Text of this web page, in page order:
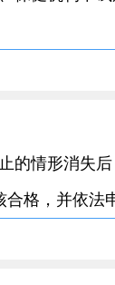
的情形消失
格，并依法